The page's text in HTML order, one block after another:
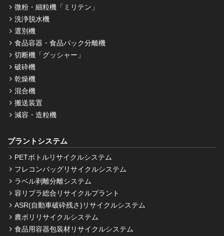
微粉・細粒機「ミリテン」
洗浄脱水機
選別機
食品容器・食品パック分離機
切断機「グッシャー」
破砕機
乾燥機
混合機
搬送装置
減容・造粒機
プラントシステム
PETボトルリサイクルシステム
フレコンバッグリサイクルシステム
ラベル剥離分離システム
容リプラ総合リサイクルプラント
ASR(自動車破砕残さ)リサイクルシステム
農ポリリサイクルシステム
食品用容器包装材リサイクルシステム